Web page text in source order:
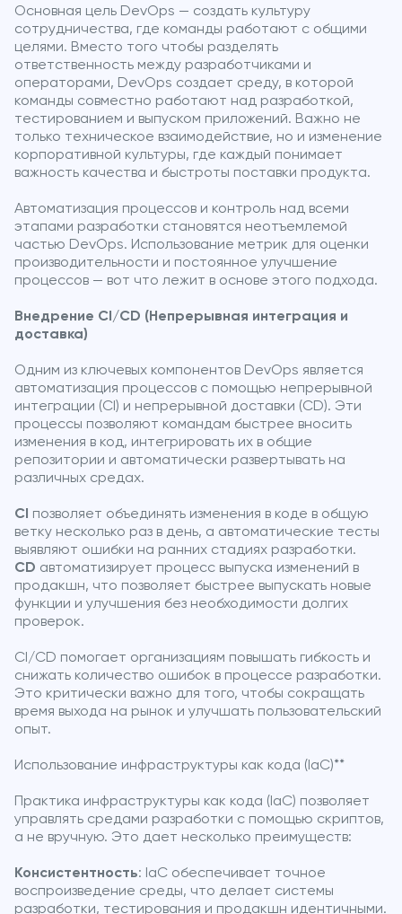
Основная цель DevOps — создать культуру
сотрудничества, где команды работают с общими
целями. Вместо того чтобы разделять
ответственность между разработчиками и
операторами, DevOps создает среду, в которой
команды совместно работают над разработкой,
тестированием и выпуском приложений. Важно не
только техническое взаимодействие, но и изменение
корпоративной культуры, где каждый понимает
важность качества и быстроты поставки продукта.
Автоматизация процессов и контроль над всеми
этапами разработки становятся неотъемлемой
частью DevOps. Использование метрик для оценки
производительности и постоянное улучшение
процессов — вот что лежит в основе этого подхода.
Внедрение CI/CD (Непрерывная интеграция и
доставка)
Одним из ключевых компонентов DevOps является
автоматизация процессов с помощью непрерывной
интеграции (CI) и непрерывной доставки (CD). Эти
процессы позволяют командам быстрее вносить
изменения в код, интегрировать их в общие
репозитории и автоматически развертывать на
различных средах.
CI позволяет объединять изменения в коде в общую
ветку несколько раз в день, а автоматические тесты
выявляют ошибки на ранних стадиях разработки.
CD автоматизирует процесс выпуска изменений в
продакшн, что позволяет быстрее выпускать новые
функции и улучшения без необходимости долгих
проверок.
CI/CD помогает организациям повышать гибкость и
снижать количество ошибок в процессе разработки.
Это критически важно для того, чтобы сокращать
время выхода на рынок и улучшать пользовательский
опыт.
Использование инфраструктуры как кода (IaC)**
Практика инфраструктуры как кода (IaC) позволяет
управлять средами разработки с помощью скриптов,
а не вручную. Это дает несколько преимуществ:
Консистентность: IaC обеспечивает точное
воспроизведение среды, что делает системы
разработки, тестирования и продакшн идентичными.